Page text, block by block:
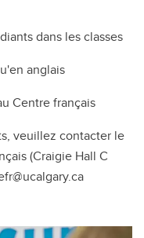
dans les classes
anglais
Centre français
veuillez contacter le
(Craigie Hall C